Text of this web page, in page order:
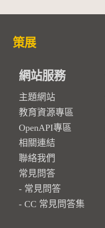
策展
網站服務
主題網站
教育資源專區
OpenAPI專區
相關連結
聯絡我們
常見問答
常見問答
CC 常見問答集